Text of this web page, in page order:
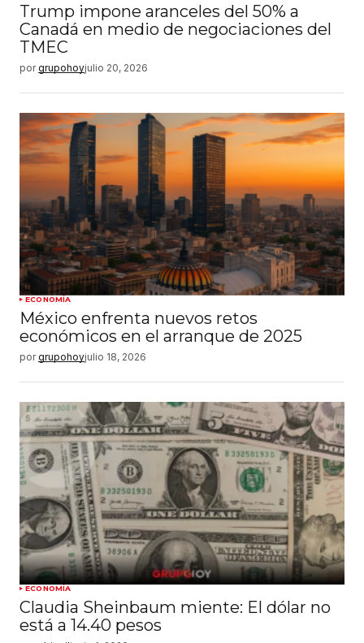
Trump impone aranceles del 50% a
Canadá en medio de negociaciones del
TMEC
por grupohoyjulio 20, 2026
ECONOMÍA
México enfrenta nuevos retos
económicos en el arranque de 2025
por grupohoyjulio 18, 2026
ECONOMÍA
Claudia Sheinbaum miente: El dólar no
está a 14.40 pesos